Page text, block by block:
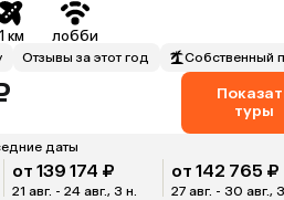
км лобби
Отзывы за этот год Собственный
туры
даты
от 139 174 ₽
21 авг. - 24 авг., 3 н.
от 142 765 ₽
27 авг. - 30 авг., 3